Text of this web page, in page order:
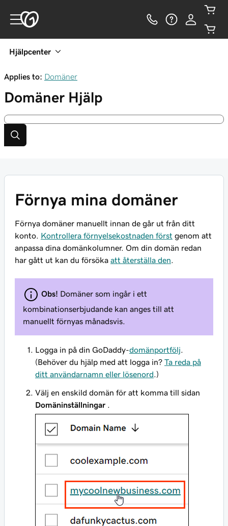
Hjälpcenter
Applies to: Domäner
Domäner Hjälp
Förnya mina domäner
Förnya domäner manuellt innan de går ut från ditt
konto. Kontrollera förnyelsekostnaden först genom att
anpassa dina domänkolumner. Om din domän redan
har gått ut kan du försöka att återställa den
Obs! Domäner som ingår i ett
kombinationserbjudande kan anges till att
manuellt förnyas månadsvis.
Logga in på din GoDaddy-domänportfölj
(Behöver du hjälp med att logga in? Ta reda på
ditt användarnamn eller lösenord .)
Välj en enskild domän för att komma till sidan
Domäninställningar